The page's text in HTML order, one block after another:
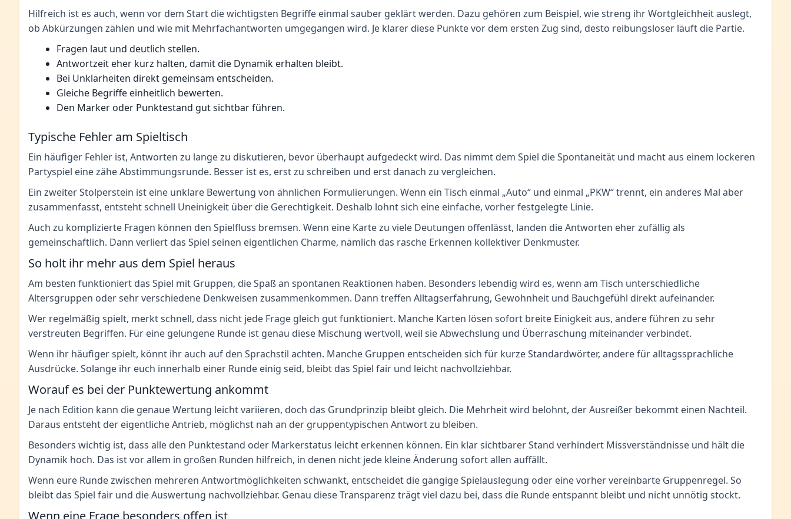
Hilfreich ist es auch, wenn vor dem Start die wichtigsten Begriffe einmal sauber geklärt werden. Dazu gehören zum Beispiel, wie streng ihr Wortgleichheit auslegt,
ob Abkürzungen zählen und wie mit Mehrfachantworten umgegangen wird. Je klarer diese Punkte vor dem ersten Zug sind, desto reibungsloser läuft die Partie.
Fragen laut und deutlich stellen.
Antwortzeit eher kurz halten, damit die Dynamik erhalten bleibt.
Bei Unklarheiten direkt gemeinsam entscheiden.
Gleiche Begriffe einheitlich bewerten.
Den Marker oder Punktestand gut sichtbar führen.
Typische Fehler am Spieltisch
Ein häufiger Fehler ist, Antworten zu lange zu diskutieren, bevor überhaupt aufgedeckt wird. Das nimmt dem Spiel die Spontaneität und macht aus einem lockeren
Partyspiel eine zähe Abstimmungsrunde. Besser ist es, erst zu schreiben und erst danach zu vergleichen.
Ein zweiter Stolperstein ist eine unklare Bewertung von ähnlichen Formulierungen. Wenn ein Tisch einmal „Auto“ und einmal „PKW“ trennt, ein anderes Mal aber
zusammenfasst, entsteht schnell Uneinigkeit über die Gerechtigkeit. Deshalb lohnt sich eine einfache, vorher festgelegte Linie.
Auch zu komplizierte Fragen können den Spielfluss bremsen. Wenn eine Karte zu viele Deutungen offenlässt, landen die Antworten eher zufällig als
gemeinschaftlich. Dann verliert das Spiel seinen eigentlichen Charme, nämlich das rasche Erkennen kollektiver Denkmuster.
So holt ihr mehr aus dem Spiel heraus
Am besten funktioniert das Spiel mit Gruppen, die Spaß an spontanen Reaktionen haben. Besonders lebendig wird es, wenn am Tisch unterschiedliche
Altersgruppen oder sehr verschiedene Denkweisen zusammenkommen. Dann treffen Alltagserfahrung, Gewohnheit und Bauchgefühl direkt aufeinander.
Wer regelmäßig spielt, merkt schnell, dass nicht jede Frage gleich gut funktioniert. Manche Karten lösen sofort breite Einigkeit aus, andere führen zu sehr
verstreuten Begriffen. Für eine gelungene Runde ist genau diese Mischung wertvoll, weil sie Abwechslung und Überraschung miteinander verbindet.
Wenn ihr häufiger spielt, könnt ihr auch auf den Sprachstil achten. Manche Gruppen entscheiden sich für kurze Standardwörter, andere für alltagssprachliche
Ausdrücke. Solange ihr euch innerhalb einer Runde einig seid, bleibt das Spiel fair und leicht nachvollziehbar.
Worauf es bei der Punktewertung ankommt
Je nach Edition kann die genaue Wertung leicht variieren, doch das Grundprinzip bleibt gleich. Die Mehrheit wird belohnt, der Ausreißer bekommt einen Nachteil.
Daraus entsteht der eigentliche Antrieb, möglichst nah an der gruppentypischen Antwort zu bleiben.
Besonders wichtig ist, dass alle den Punktestand oder Markerstatus leicht erkennen können. Ein klar sichtbarer Stand verhindert Missverständnisse und hält die
Dynamik hoch. Das ist vor allem in großen Runden hilfreich, in denen nicht jede kleine Änderung sofort allen auffällt.
Wenn eure Runde zwischen mehreren Antwortmöglichkeiten schwankt, entscheidet die gängige Spielauslegung oder eine vorher vereinbarte Gruppenregel. So
bleibt das Spiel fair und die Auswertung nachvollziehbar. Genau diese Transparenz trägt viel dazu bei, dass die Runde entspannt bleibt und nicht unnötig stockt.
Wenn eine Frage besonders offen ist